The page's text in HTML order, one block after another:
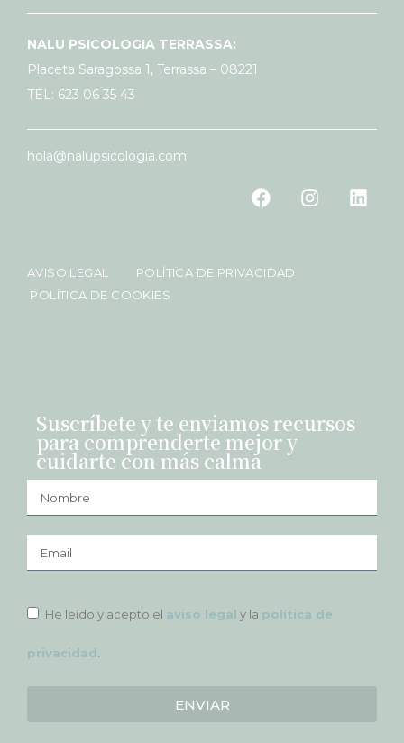
NALU PSICOLOGIA TERRASSA:
Placeta Saragossa 1, Terrassa – 08221
TEL: 623 06 35 43
hola@nalupsicologia.com
AVISO LEGAL
POLÍTICA DE PRIVACIDAD
POLÍTICA DE COOKIES
Suscríbete y te enviamos recursos
para comprenderte mejor y
cuidarte con más calma
He leído y acepto el aviso legal y la política de
privacidad
ENVIAR